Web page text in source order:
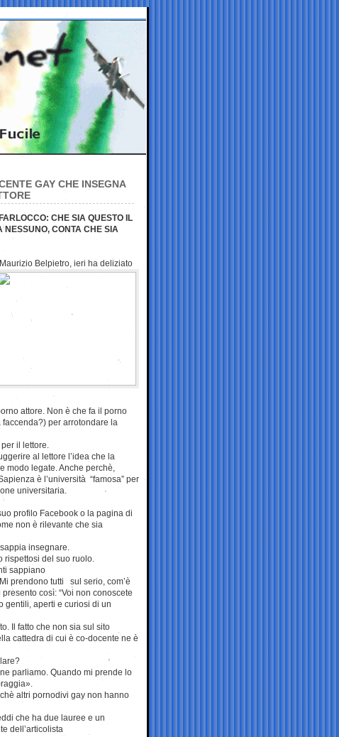
GAY CHE INSEGNA
CHE SIA QUESTO IL
NESSUNO, CONTA CHE SIA
Belpietro, ieri ha deliziato
attore. Non è che fa il porno
per arrotondare la
il lettore.
al lettore l’idea che la
modo legate. Anche perchè,
è l’università “famosa” per
universitaria.
profilo Facebook o la pagina di
non è rilevante che sia
insegnare.
rispettosi del suo ruolo.
sappiano
prendono tutti sul serio, com’è
così: “Voi non conoscete
gentili, aperti e curiosi di un
Il fatto che non sia sul sito
cattedra di cui è co-docente ne è
parliamo. Quando mi prende lo
altri pornodivi gay non hanno
che ha due lauree e un
dell’articolista